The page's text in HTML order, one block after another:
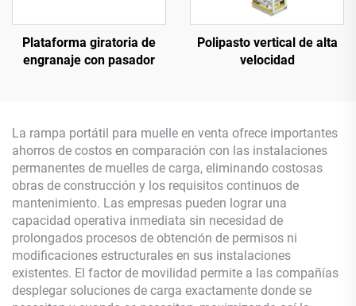
Plataforma giratoria de
engranaje con pasador
Polipasto vertical de alta
velocidad
La rampa portátil para muelle en venta ofrece importantes
ahorros de costos en comparación con las instalaciones
permanentes de muelles de carga, eliminando costosas
obras de construcción y los requisitos continuos de
mantenimiento. Las empresas pueden lograr una
capacidad operativa inmediata sin necesidad de
prolongados procesos de obtención de permisos ni
modificaciones estructurales en sus instalaciones
existentes. El factor de movilidad permite a las compañías
desplegar soluciones de carga exactamente donde se